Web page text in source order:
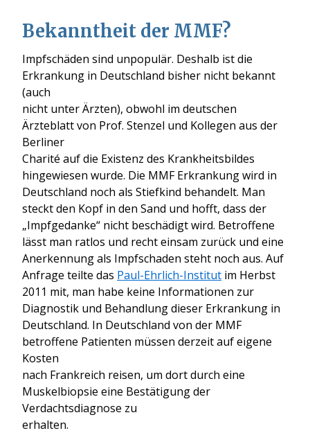
Bekanntheit der MMF?
Impfschäden sind unpopulär. Deshalb ist die
Erkrankung in Deutschland bisher nicht bekannt
(auch
nicht unter Ärzten), obwohl im deutschen
Ärzteblatt von Prof. Stenzel und Kollegen aus der
Berliner
Charité auf die Existenz des Krankheitsbildes
hingewiesen wurde. Die MMF Erkrankung wird in
Deutschland noch als Stiefkind behandelt. Man
steckt den Kopf in den Sand und hofft, dass der
„Impfgedanke“ nicht beschädigt wird. Betroffene
lässt man ratlos und recht einsam zurück und eine
Anerkennung als Impfschaden steht noch aus. Auf
Anfrage teilte das Paul-Ehrlich-Institut im Herbst
2011 mit, man habe keine Informationen zur
Diagnostik und Behandlung dieser Erkrankung in
Deutschland. In Deutschland von der MMF
betroffene Patienten müssen derzeit auf eigene
Kosten
nach Frankreich reisen, um dort durch eine
Muskelbiopsie eine Bestätigung der
Verdachtsdiagnose zu
erhalten.